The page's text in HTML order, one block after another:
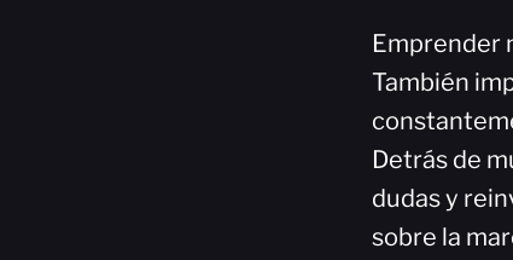
Emprender
También
Detrás de
dudas y
sobre la